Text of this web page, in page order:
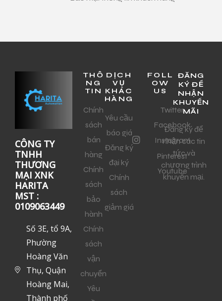
CÔNG TY
TNHH
THƯƠNG
MẠI XNK
HARITA
MST :
0109063449
Số 3E, tổ 9A,
Phường
Hoàng Văn
Thụ, Quận
Hoàng Mai,
Thành phố
THÔ
NG
TIN
Chính
sách
bán
hàng
Chính
sách
bảo
hành
Chính
sách
vận
chuyển
Yêu
DỊCH
VỤ
KHÁC
HÀNG
Yêu cầu
báo giá
Đăng ký
đại ký
Chính
sách
giảm giá
FOLL
OW
US
Twitter
Facebook
Instagram
Pinterest
Youtube
ĐĂNG
KÝ ĐỂ
NHẬN
KHUYẾN
MÃI
Đăng ký để
nhận các tin
tức và
chương trình
khuyến mại.